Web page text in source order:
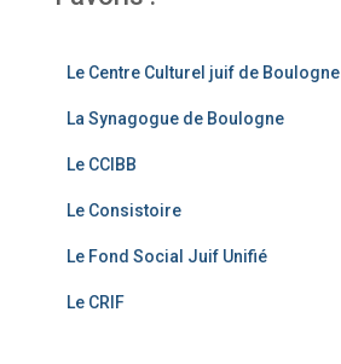
b
o
o
k
a
m
Le Centre Culturel juif de Boulogne
La Synagogue de Boulogne
Le CCIBB
Le Consistoire
Le Fond Social Juif Unifié
Le CRIF